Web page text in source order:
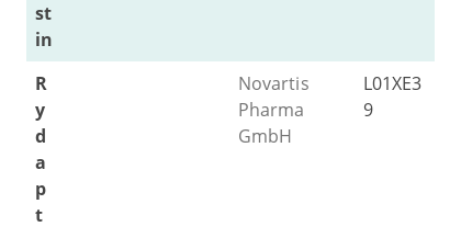
st
in
R
y
d
a
p
t
Novartis
Pharma
GmbH
L01XE3
9